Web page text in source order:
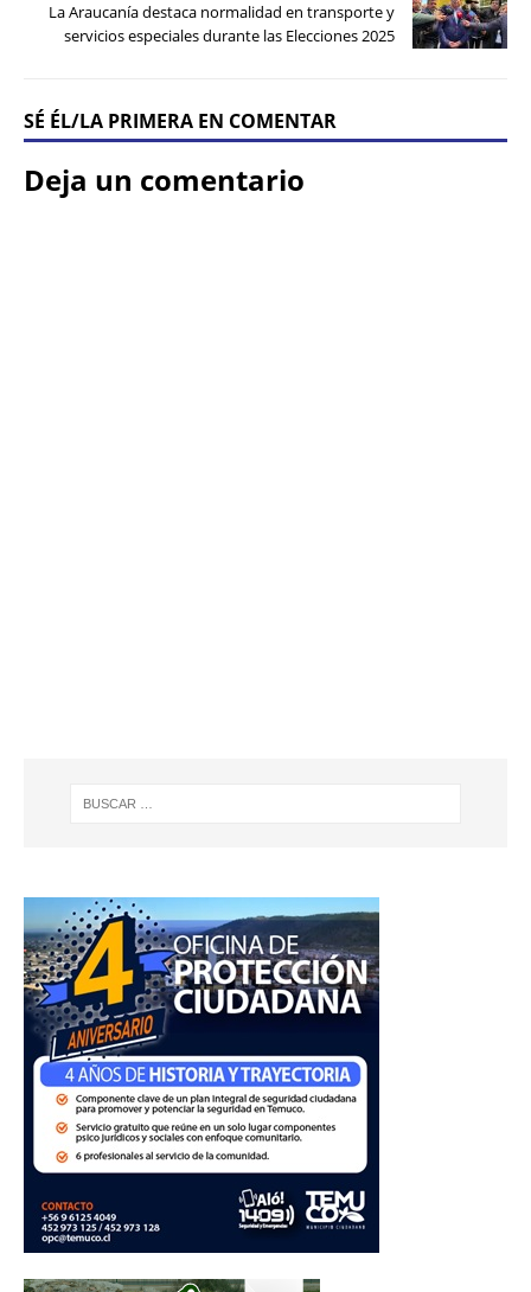
La Araucanía destaca normalidad en transporte y
servicios especiales durante las Elecciones 2025
SÉ ÉL/LA PRIMERA EN COMENTAR
Deja un comentario